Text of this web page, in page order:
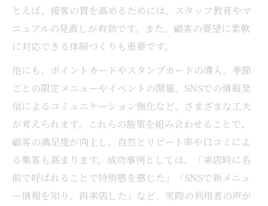
とえば、接客の質を高めるためには、スタッフ教育やマ
ニュアルの見直しが有効です。また、顧客の要望に柔軟
に対応できる体制づくりも重要です。
他にも、ポイントカードやスタンプカードの導入、季節
ごとの限定メニューやイベントの開催、SNSでの情報発
信によるコミュニケーション強化など、さまざまな工夫
が考えられます。これらの施策を組み合わせることで、
顧客の満足度が向上し、自然とリピート率や口コミによ
る集客も高まります。成功事例としては、「来店時に名
前で呼ばれることで特別感を感じた」「SNSで新メニュ
ー情報を知り、再来店した」など、実際の利用者の声が